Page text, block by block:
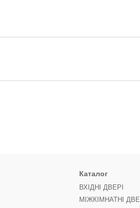
Каталог
ВХІДНІ ДВЕРІ
МІЖКІМНАТНІ